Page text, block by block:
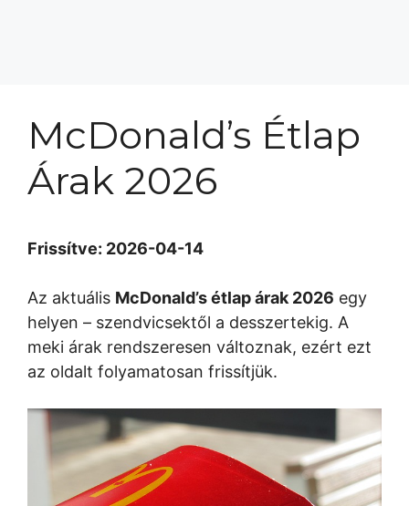
McDonald’s Étlap
Árak 2026
Frissítve: 2026-04-14
Az aktuális McDonald’s étlap árak 2026 egy
helyen – szendvicsektől a desszertekig. A
meki árak rendszeresen változnak, ezért ezt
az oldalt folyamatosan frissítjük.